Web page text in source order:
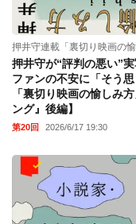
押井守連載「裏切り映画の愉
押井守が“評判の悪い”
ファンの不安に「そう
「裏切り映画の愉しみ
ング』後編】
第20回 2026/6/17 19:30